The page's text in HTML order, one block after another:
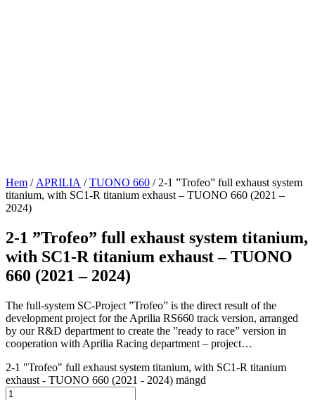
Hem / APRILIA /TUONO 660 / 2-1 ”Trofeo” full exhaust system
titanium, with SC1-R titanium exhaust – TUONO 660 (2021 –
2024)
2-1 ”Trofeo” full exhaust system titanium,
with SC1-R titanium exhaust – TUONO
660 (2021 – 2024)
The full-system SC-Project ”Trofeo” is the direct result of the
development project for the Aprilia RS660 track version, arranged
by our R&D department to create the ”ready to race” version in
cooperation with Aprilia Racing department – project…
2-1 "Trofeo" full exhaust system titanium, with SC1-R titanium
exhaust - TUONO 660 (2021 - 2024) mängd